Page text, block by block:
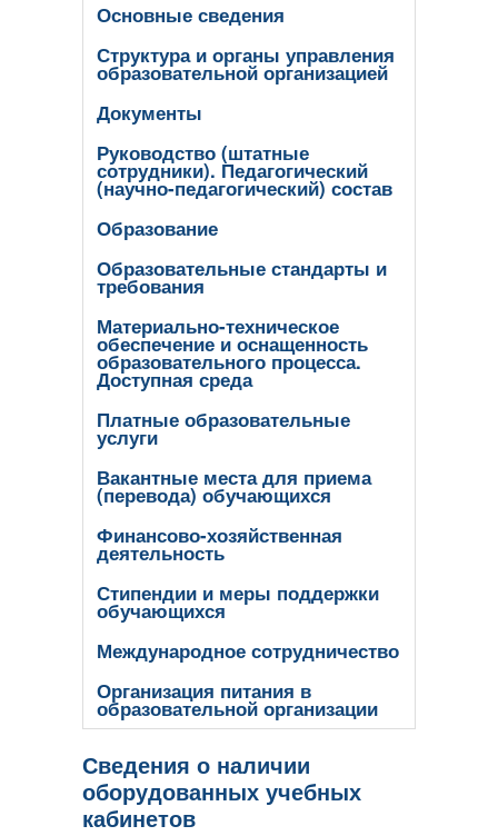
Основные сведения
Структура и органы управления
образовательной организацией
Документы
Руководство (штатные
сотрудники). Педагогический
(научно-педагогический) состав
Образование
Образовательные стандарты и
требования
Материально-техническое
обеспечение и оснащенность
образовательного процесса.
Доступная среда
Платные образовательные
услуги
Вакантные места для приема
(перевода) обучающихся
Финансово-хозяйственная
деятельность
Стипендии и меры поддержки
обучающихся
Международное сотрудничество
Организация питания в
образовательной организации
Сведения о наличии
оборудованных учебных
кабинетов